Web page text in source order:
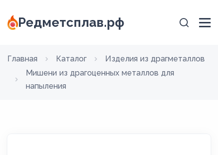
Редметсплав.рф
Главная Каталог
Изделия из драгметаллов
Мишени из драгоценных металлов для
напыления